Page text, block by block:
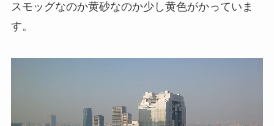
スモッグなのか黄砂なのか少し黄色がかっていま
す。